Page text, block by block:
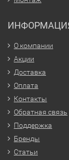
О компании
Акции
Доставка
Оплата
Контакты
Обратная связь
Поддержка
Бренды
Статьи